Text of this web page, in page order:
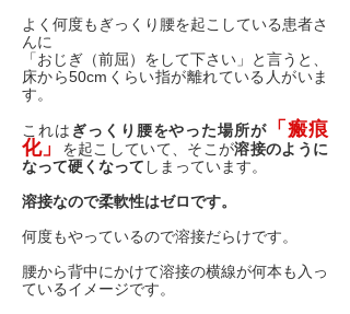
よく何度もぎっくり腰を起こしている患者さ
んに
「おじぎ（前屈）をして下さい」と言うと、
床から50cmくらい指が離れている人がいま
す。
これは ぎっくり腰をやった場所が
「瘢痕
化」
を起こしていて、そこが溶接のように
なって硬くなって しまっています。
溶接なので柔軟性はゼロです。
何度もやっているので溶接だらけです。
腰から背中にかけて溶接の横線が何本も入っ
ているイメージです。